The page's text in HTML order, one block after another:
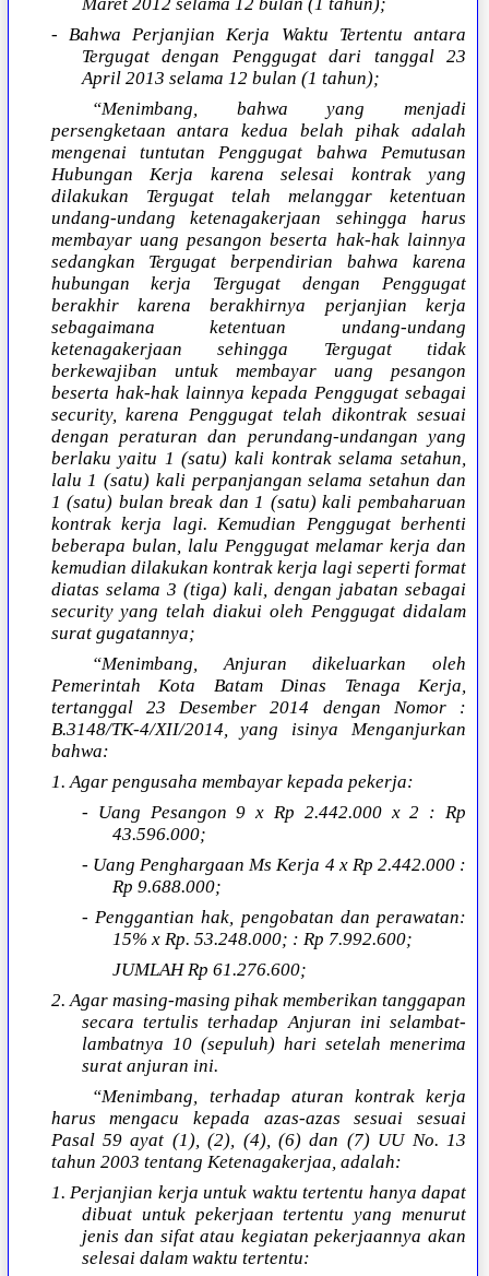
- Bahwa Perjanjian Kerja Waktu Tertentu antara
Tergugat dengan Penggugat dari tanggal 23
April 2013 selama 12 bulan (1 tahun);
“Menimbang, bahwa yang menjadi
persengketaan antara kedua belah pihak adalah
mengenai tuntutan Penggugat bahwa Pemutusan
Hubungan Kerja karena selesai kontrak yang
dilakukan Tergugat telah melanggar ketentuan
undang-undang ketenagakerjaan sehingga harus
membayar uang pesangon beserta hak-hak lainnya
sedangkan Tergugat berpendirian bahwa karena
hubungan kerja Tergugat dengan Penggugat
berakhir karena berakhirnya perjanjian kerja
sebagaimana ketentuan undang-undang
ketenagakerjaan sehingga Tergugat tidak
berkewajiban untuk membayar uang pesangon
beserta hak-hak lainnya kepada Penggugat sebagai
security, karena Penggugat telah dikontrak sesuai
dengan peraturan dan perundang-undangan yang
berlaku yaitu 1 (satu) kali kontrak selama setahun,
lalu 1 (satu) kali perpanjangan selama setahun dan
1 (satu) bulan break dan 1 (satu) kali pembaharuan
kontrak kerja lagi. Kemudian Penggugat berhenti
beberapa bulan, lalu Penggugat melamar kerja dan
kemudian dilakukan kontrak kerja lagi seperti format
diatas selama 3 (tiga) kali, dengan jabatan sebagai
security yang telah diakui oleh Penggugat didalam
surat gugatannya;
“Menimbang, Anjuran dikeluarkan oleh
Pemerintah Kota Batam Dinas Tenaga Kerja,
tertanggal 23 Desember 2014 dengan Nomor :
B.3148/TK-4/XII/2014, yang isinya Menganjurkan
bahwa:
1. Agar pengusaha membayar kepada pekerja:
- Uang Pesangon 9 x Rp 2.442.000 x 2 : Rp
43.596.000;
- Uang Penghargaan Ms Kerja 4 x Rp 2.442.000 :
Rp 9.688.000;
- Penggantian hak, pengobatan dan perawatan:
15% x Rp. 53.248.000; : Rp 7.992.600;
JUMLAH Rp 61.276.600;
2. Agar masing-masing pihak memberikan tanggapan
secara tertulis terhadap Anjuran ini selambat-
lambatnya 10 (sepuluh) hari setelah menerima
surat anjuran ini.
“Menimbang, terhadap aturan kontrak kerja
harus mengacu kepada azas-azas sesuai sesuai
Pasal 59 ayat (1), (2), (4), (6) dan (7) UU No. 13
tahun 2003 tentang Ketenagakerjaa, adalah:
1. Perjanjian kerja untuk waktu tertentu hanya dapat
dibuat untuk pekerjaan tertentu yang menurut
jenis dan sifat atau kegiatan pekerjaannya akan
selesai dalam waktu tertentu: